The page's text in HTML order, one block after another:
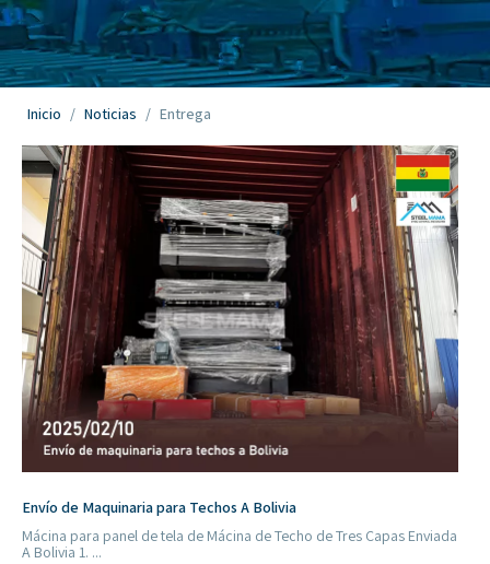
Inicio / Noticias / Entrega
Envío de Maquinaria para Techos A Bolivia
Mácina para panel de tela de Mácina de Techo de Tres Capas Enviada
A Bolivia 1. ...